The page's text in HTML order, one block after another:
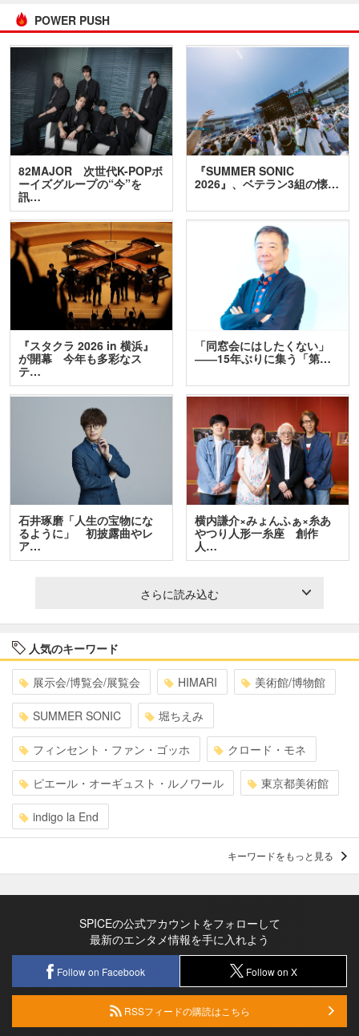
POWER PUSH
82MAJOR 次世代K-POPボ
ーイズグループの“今”を
訊…
『SUMMER SONIC
2026』、ベテラン3組の懐…
『スタクラ 2026 in 横浜』
が開幕 今年も多彩なス
テ…
「同窓会にはしたくない」
――15年ぶりに集う「第…
石井琢磨「人生の宝物にな
るように」 初披露曲やレ
ア…
横内謙介×みょんふぁ×糸あ
やつり人形一糸座 創作
人…
さらに読み込む
人気のキーワード
展示会/博覧会/展覧会 HIMARI 美術館/博物館
SUMMER SONIC 堀ちえみ
フィンセント・ファン・ゴッホ クロード・モネ
ピエール・オーギュスト・ルノワール 東京都美術館
indigo la End
キーワードをもっと見る
SPICEの公式アカウントをフォローして
最新のエンタメ情報を手に入れよう
Follow on Facebook Follow on X
RSSフィードの購読はこちら